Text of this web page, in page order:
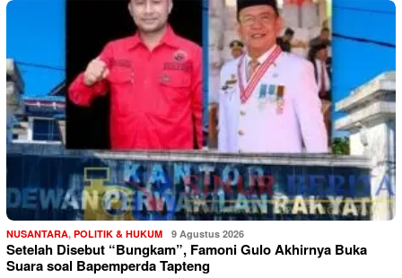
NUSANTARA, POLITIK & HUKUM 9 Agustus 2026
Setelah Disebut “Bungkam”, Famoni Gulo Akhirnya Buka
Suara soal Bapemperda Tapteng